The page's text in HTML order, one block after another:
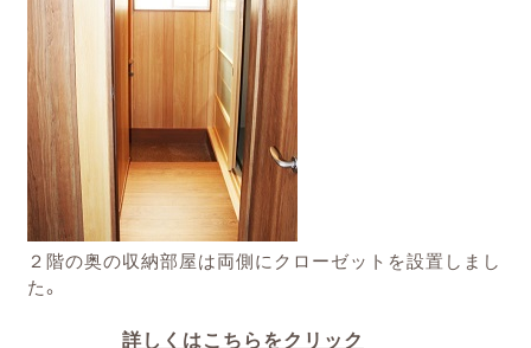
２階の奥の収納部屋は両側にクローゼットを設置しまし
た。
詳しくはこちらをクリック